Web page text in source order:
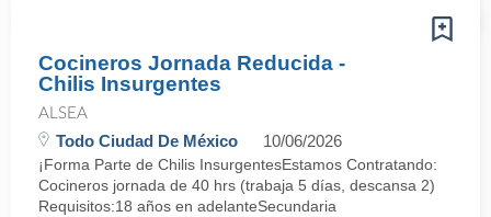
Cocineros Jornada Reducida -
Chilis Insurgentes
ALSEA
Todo Ciudad De México 10/06/2026
¡Forma Parte de Chilis InsurgentesEstamos Contratando:
Cocineros jornada de 40 hrs (trabaja 5 días, descansa 2)
Requisitos:18 años en adelanteSecundaria